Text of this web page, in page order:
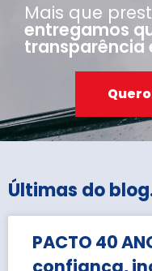
Mais que
entregamos
transparência
Últimas do blog
PACTO 40